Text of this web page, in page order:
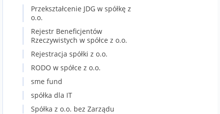
Przekształcenie JDG w spółkę z
o.o.
Rejestr Beneficjentów
Rzeczywistych w spółce z o.o.
Rejestracja spółki z o.o.
RODO w spółce z o.o.
sme fund
spółka dla IT
Spółka z o.o. bez Zarządu